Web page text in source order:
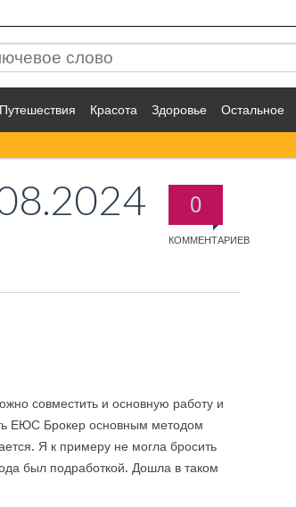
Путешествия Красота Здоровье Остальное
0
КОММЕНТАРИЕВ
совместить и основную работу и
ЕЮС Брокер основным методом
Я к примеру не могла бросить
был подработкой. Дошла в таком